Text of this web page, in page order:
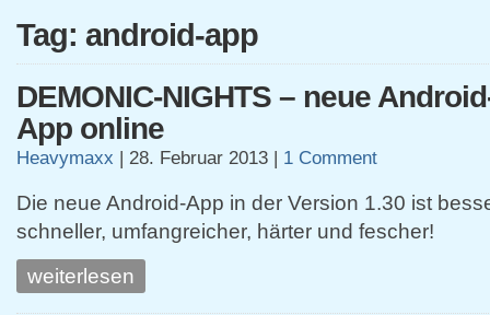
Tag: android-app
DEMONIC-NIGHTS – neue
App online
Heavymaxx | 28. Februar 2013 | 1 Comment
Die neue Android-App in der Version 1.30 ist
schneller, umfangreicher, härter und fescher!
weiterlesen